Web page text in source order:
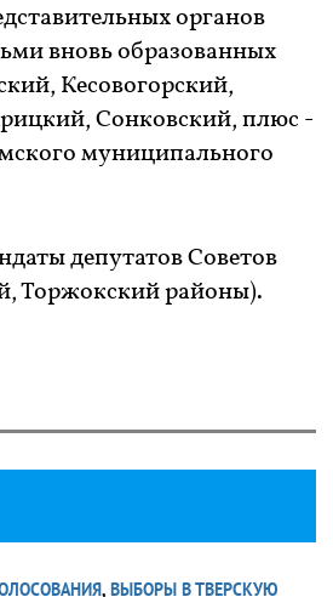
органов
вновь образованных
Кесовогорский,
Сонковский, плюс -
муниципального
депутатов Советов
Торжокский районы).
, ВЫБОРЫ В ТВЕРСКУЮ